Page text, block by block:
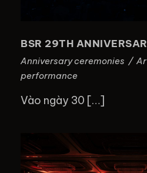
BSR 29TH
Anniversary ceremonies /
performance
Vào ngày 30 […]